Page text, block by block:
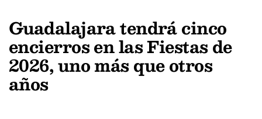
Guadalajara tendrá cinco
encierros en las Fiestas de
2026, uno más que otros
años